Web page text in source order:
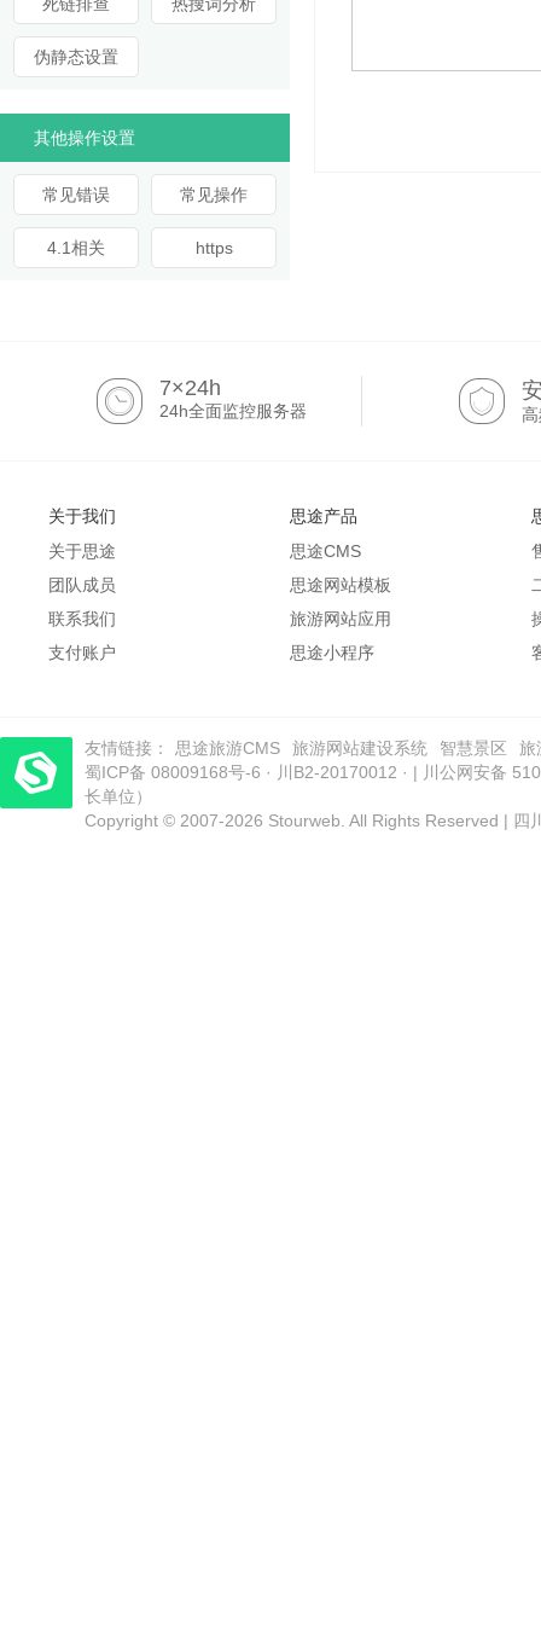
伪静态设置
其他操作设置
常见错误 常见操作
4.1相关 https
7×24h
24h全面监控服务器
关于我们
关于思途
团队成员
联系我们
支付账户
思途产品
思途CMS
思途网站模板
旅游网站应用
思途小程序
友情链接： 思途旅游CMS 旅游网站建设系统 智慧景区
旅
电商小程序
梦旅程酒店管理系统 ​| 运营支持：创旅云营销​
蜀ICP备 08009168号-6 · 川B2-20170012 · |
川公网安备
长单位）
Copyright © 2007-2026 Stourweb. All Rights Reserved | 四